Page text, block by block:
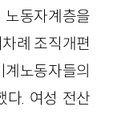
동자계층을
례 조직개편
노동자들의
다. 여성 전산